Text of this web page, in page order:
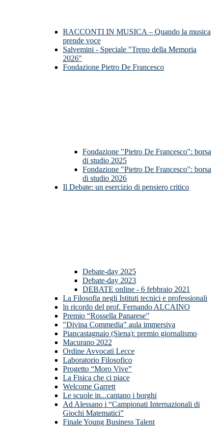
RACCONTI IN MUSICA – Quando la musica
prende voce
Salvemini - Speciale "Treno della Memoria
2026"
Fondazione Pietro De Francesco
Fondazione "Pietro De Francesco": borsa
di studio 2025
Fondazione "Pietro De Francesco": borsa
di studio 2026
Il Debate: un esercizio di pensiero critico
Debate-day 2025
Debate-day 2023
DEBATE online - 6 febbraio 2021
La Filosofia negli Istituti tecnici e professionali
ln ricordo del prof. Fernando ALCAINO
Premio “Rossella Panarese”
"Divina Commedia" aula immersiva
Piancastagnaio (Siena): premio giornalismo
Macurano 2022
Ordine Avvocati Lecce
Laboratorio Filosofico
Progetto “Moro Vive”
La Fisica che ci piace
Welcome Garrett
Le scuole in...cantano i borghi
Ad Alessano i “Campionati Internazionali di
Giochi Matematici”
Finale Young Business Talent